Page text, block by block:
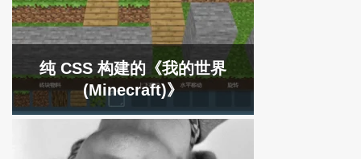
纯 CSS 构建的《我的世界
(Minecraft)》